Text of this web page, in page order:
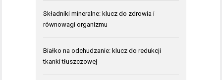
Składniki mineralne: klucz do zdrowia i
równowagi organizmu
Białko na odchudzanie: klucz do redukcji
tkanki tłuszczowej